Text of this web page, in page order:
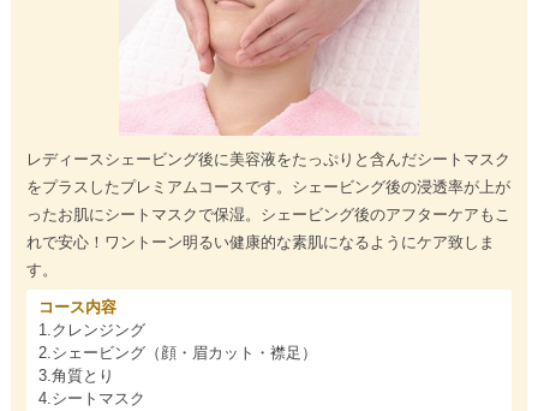
レディースシェービング後に美容液をたっぷりと含んだシートマスク
をプラスしたプレミアムコースです。シェービング後の浸透率が上が
ったお肌にシートマスクで保湿。シェービング後のアフターケアもこ
れで安心！ワントーン明るい健康的な素肌になるようにケア致しま
す。
コース内容
1.クレンジング
2.シェービング（顔・眉カット・襟足）
3.角質とり
4.シートマスク